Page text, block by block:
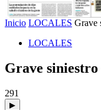
Inicio LOCALES Grave
LOCALES
Grave
291
▶